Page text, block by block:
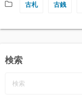
古札 古銭
検索